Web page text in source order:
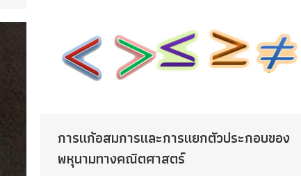
การแก้อสมการและการแยกตัวประกอบของ
พหุนามทางคณิตศาสตร์